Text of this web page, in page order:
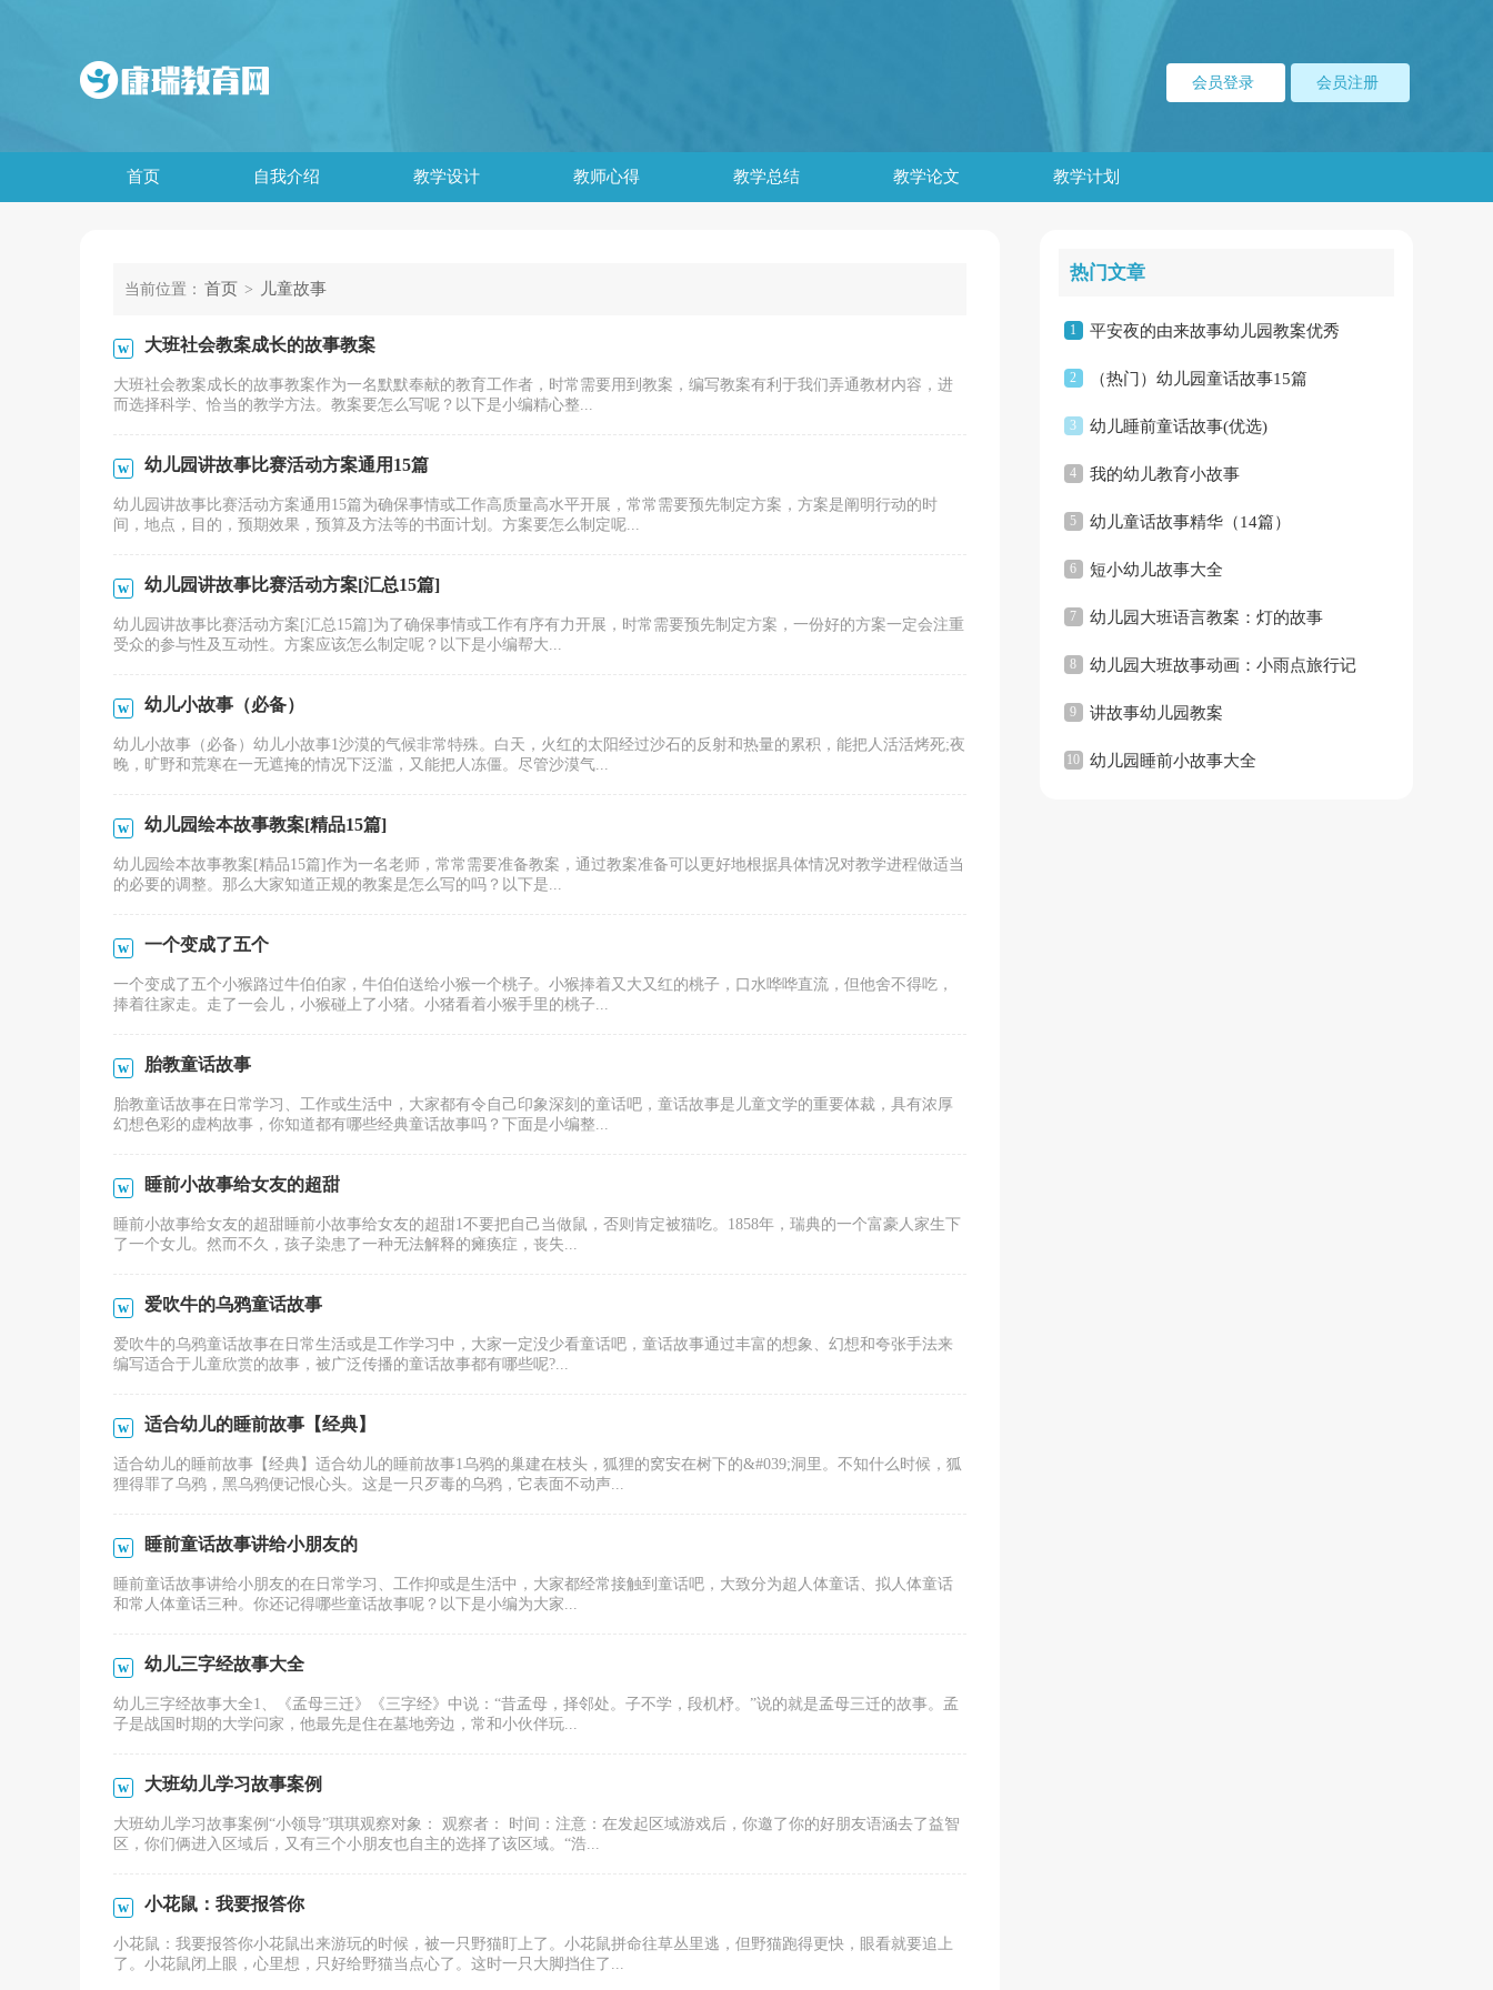
会员登录 会员注册
首页 自我介绍 教学设计 教师心得 教学总结 教学论文 教学计划
当前位置： 首页 > 儿童故事
大班社会教案成长的故事教案
大班社会教案成长的故事教案作为一名默默奉献的教育工作者，时常需要用到教案，编写教案有利于我们弄通教材内容，进
而选择科学、恰当的教学方法。教案要怎么写呢？以下是小编精心整...
幼儿园讲故事比赛活动方案通用15篇
幼儿园讲故事比赛活动方案通用15篇为确保事情或工作高质量高水平开展，常常需要预先制定方案，方案是阐明行动的时
间，地点，目的，预期效果，预算及方法等的书面计划。方案要怎么制定呢...
幼儿园讲故事比赛活动方案[汇总15篇]
幼儿园讲故事比赛活动方案[汇总15篇]为了确保事情或工作有序有力开展，时常需要预先制定方案，一份好的方案一定会注重
受众的参与性及互动性。方案应该怎么制定呢？以下是小编帮大...
幼儿小故事（必备）
幼儿小故事（必备）幼儿小故事1沙漠的气候非常特殊。白天，火红的太阳经过沙石的反射和热量的累积，能把人活活烤死;夜
晚，旷野和荒寒在一无遮掩的情况下泛滥，又能把人冻僵。尽管沙漠气...
幼儿园绘本故事教案[精品15篇]
幼儿园绘本故事教案[精品15篇]作为一名老师，常常需要准备教案，通过教案准备可以更好地根据具体情况对教学进程做适当
的必要的调整。那么大家知道正规的教案是怎么写的吗？以下是...
一个变成了五个
一个变成了五个小猴路过牛伯伯家，牛伯伯送给小猴一个桃子。小猴捧着又大又红的桃子，口水哗哗直流，但他舍不得吃，
捧着往家走。走了一会儿，小猴碰上了小猪。小猪看着小猴手里的桃子...
胎教童话故事
胎教童话故事在日常学习、工作或生活中，大家都有令自己印象深刻的童话吧，童话故事是儿童文学的重要体裁，具有浓厚
幻想色彩的虚构故事，你知道都有哪些经典童话故事吗？下面是小编整...
睡前小故事给女友的超甜
睡前小故事给女友的超甜睡前小故事给女友的超甜1不要把自己当做鼠，否则肯定被猫吃。1858年，瑞典的一个富豪人家生下
了一个女儿。然而不久，孩子染患了一种无法解释的瘫痪症，丧失...
爱吹牛的乌鸦童话故事
爱吹牛的乌鸦童话故事在日常生活或是工作学习中，大家一定没少看童话吧，童话故事通过丰富的想象、幻想和夸张手法来
编写适合于儿童欣赏的故事，被广泛传播的童话故事都有哪些呢?...
适合幼儿的睡前故事【经典】
适合幼儿的睡前故事【经典】适合幼儿的睡前故事1乌鸦的巢建在枝头，狐狸的窝安在树下的&#039;洞里。不知什么时候，狐
狸得罪了乌鸦，黑乌鸦便记恨心头。这是一只歹毒的乌鸦，它表面不动声...
睡前童话故事讲给小朋友的
睡前童话故事讲给小朋友的在日常学习、工作抑或是生活中，大家都经常接触到童话吧，大致分为超人体童话、拟人体童话
和常人体童话三种。你还记得哪些童话故事呢？以下是小编为大家...
幼儿三字经故事大全
幼儿三字经故事大全1、《孟母三迁》《三字经》中说：“昔孟母，择邻处。子不学，段机杼。”说的就是孟母三迁的故事。孟
子是战国时期的大学问家，他最先是住在墓地旁边，常和小伙伴玩...
大班幼儿学习故事案例
大班幼儿学习故事案例“小领导”琪琪观察对象： 观察者： 时间：注意：在发起区域游戏后，你邀了你的好朋友语涵去了益智
区，你们俩进入区域后，又有三个小朋友也自主的选择了该区域。“浩...
小花鼠：我要报答你
小花鼠：我要报答你小花鼠出来游玩的时候，被一只野猫盯上了。小花鼠拼命往草丛里逃，但野猫跑得更快，眼看就要追上
了。小花鼠闭上眼，心里想，只好给野猫当点心了。这时一只大脚挡住了...
热门文章
1 平安夜的由来故事幼儿园教案优秀
2 （热门）幼儿园童话故事15篇
3 幼儿睡前童话故事(优选)
4 我的幼儿教育小故事
5 幼儿童话故事精华（14篇）
6 短小幼儿故事大全
7 幼儿园大班语言教案：灯的故事
8 幼儿园大班故事动画：小雨点旅行记
9 讲故事幼儿园教案
10 幼儿园睡前小故事大全